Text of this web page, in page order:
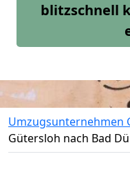
blitzschnell
Umzugsunternehmen
Gütersloh nach Bad